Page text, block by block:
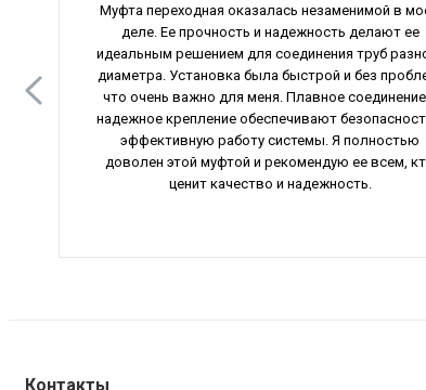
Муфта переходная оказалась незаменимой в
деле. Ее прочность и надежность делают ее
идеальным решением для соединения труб
диаметра. Установка была быстрой и без
что очень важно для меня. Плавное
надежное крепление обеспечивают
эффективную работу системы. Я полностью
доволен этой муфтой и рекомендую ее всем,
ценит качество и надежность.
Контакты